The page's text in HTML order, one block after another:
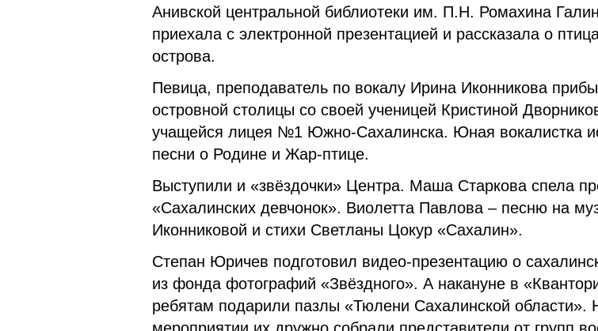
Анивской центральной библиотеки им. П.Н. Ромахина
приехала с электронной презентацией и рассказала о
острова.
Певица, преподаватель по вокалу Ирина Иконникова
островной столицы со своей ученицей Кристиной
учащейся лицея №1 Южно-Сахалинска. Юная вокалистка
песни о Родине и Жар-птице.
Выступили и «звёздочки» Центра. Маша Старкова спела
«Сахалинских девчонок». Виолетта Павлова – песню на
Иконниковой и стихи Светланы Цокур «Сахалин».
Степан Юричев подготовил видео-презентацию о
из фонда фотографий «Звёздного». А накануне в
ребятам подарили пазлы «Тюлени Сахалинской области».